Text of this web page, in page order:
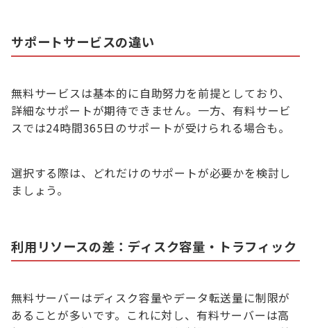
サポートサービスの違い
無料サービスは基本的に自助努力を前提としており、
詳細なサポートが期待できません。一方、有料サービ
スでは24時間365日のサポートが受けられる場合も。
選択する際は、どれだけのサポートが必要かを検討し
ましょう。
利用リソースの差：ディスク容量・トラフィック
無料サーバーはディスク容量やデータ転送量に制限が
あることが多いです。これに対し、有料サーバーは高